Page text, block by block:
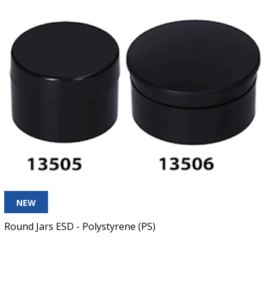
NEW
Round Jars ESD - Polystyrene (PS)